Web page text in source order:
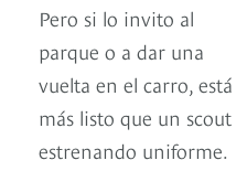
Pero si lo invito al
parque o a dar una
vuelta en el carro, está
más listo que un scout
estrenando uniforme.